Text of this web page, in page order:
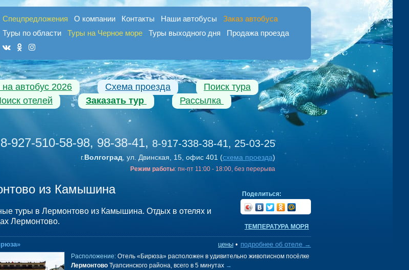
Спецпредложения О компании Контакты Наши автобусы
Заказ автобуса
Туры по области
Туры на Черное море Туры выходного дня Продажа проезда
автобус 2026 Схема проезда
Поиск тура
отелей
Заказать тур Рассылка
927-510-58-98, 98-38-41, 8-917-338-38-41, 25-03-25
г.Волгоград , ул. Двинская, 15, офис 401 (схема проезда)
Режим работы: пн-пт 11:00 - 18:00, без перерыва
из Камышина Поделиться:
ТЕМПЕРАТУРА МОРЯ
туры в Лермонтово из Камышина. Отдых в отелях и
Лермонтово.
подробнее об отеле →
цены •
Расположение: Отель «Бирюза» расположен в удивительно живописном посёлке
Лермонтово Туапсинского района, всего в 5 минутах →